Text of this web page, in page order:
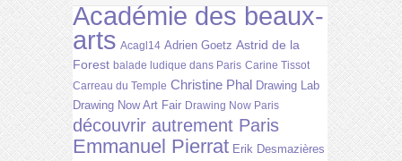
Académie des beaux-
arts Acagl14 Adrien Goetz Astrid de la
Forest balade ludique dans Paris Carine Tissot
Carreau du Temple Christine Phal Drawing Lab
Drawing Now Art Fair Drawing Now Paris
découvrir autrement Paris
Emmanuel Pierrat Erik Desmazières